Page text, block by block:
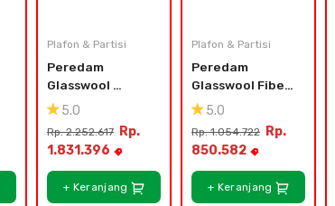
Plafon & Partisi
Peredam
Glasswool
Karpet - Tebal
5.0
Rp. 2.252.617
Rp.
1.831.396
+ Keranjang
Plafon & Partisi
Peredam
Glasswool Fiber
Putih - Lokal
5.0
Rp. 1.054.722
Rp.
850.582
+ Keranjang